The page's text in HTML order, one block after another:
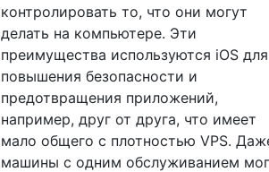
контролировать то, что они могут
делать на компьютере. Эти
преимущества используются iOS для
повышения безопасности и
предотвращения приложений,
например, друг от друга, что имеет
мало общего с плотностью VPS.
машины с одним обслуживанием